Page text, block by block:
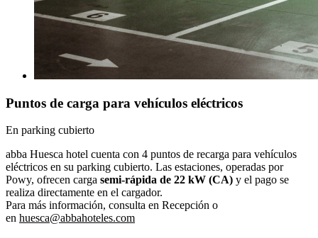
Puntos de carga para vehículos eléctricos
En parking cubierto
abba Huesca hotel cuenta con 4 puntos de recarga para vehículos
eléctricos en su parking cubierto. Las estaciones, operadas por
Powy, ofrecen carga semi-rápida de 22 kW (CA) y el pago se
realiza directamente en el cargador.
Para más información, consulta en Recepción o
en huesca@abbahoteles.com